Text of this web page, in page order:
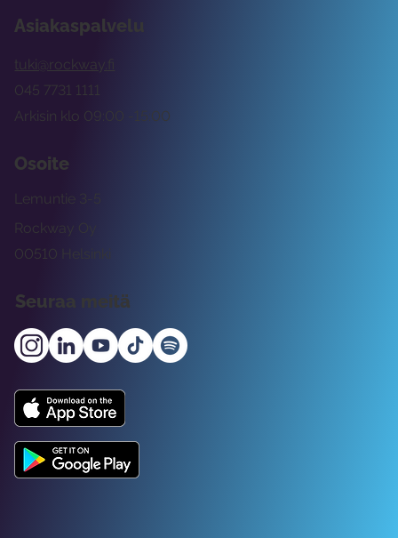
Asiakaspalvelu
tuki@rockway.fi
Arkisin klo 09:00 -15:00
045 7731 1111
Osoite
Rockway Oy
Lemuntie 3-5
00510 Helsinki
Seuraa meitä